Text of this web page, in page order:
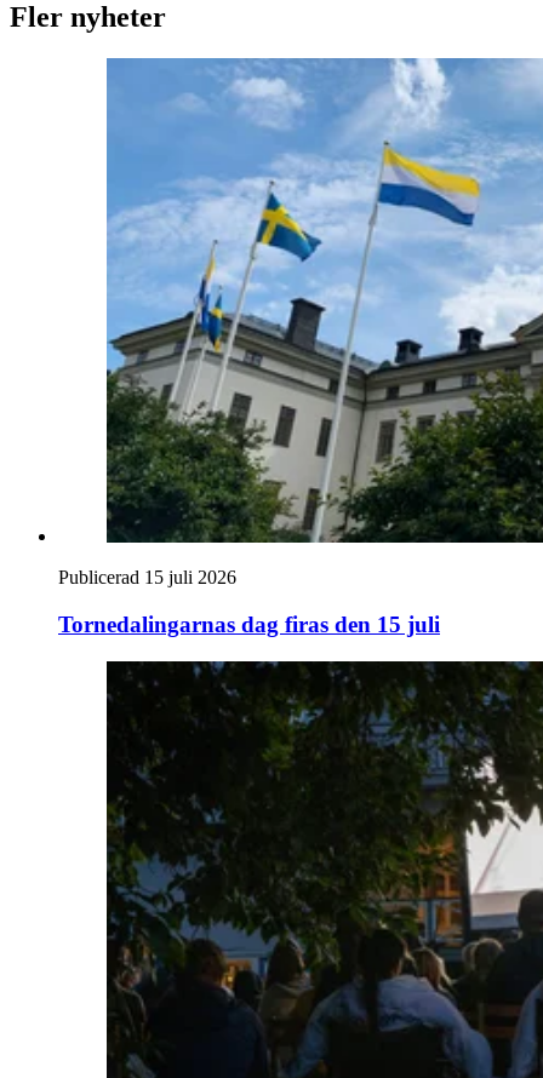
Fler nyheter
Publicerad 15 juli 2026
Tornedalingarnas dag firas den 15 juli